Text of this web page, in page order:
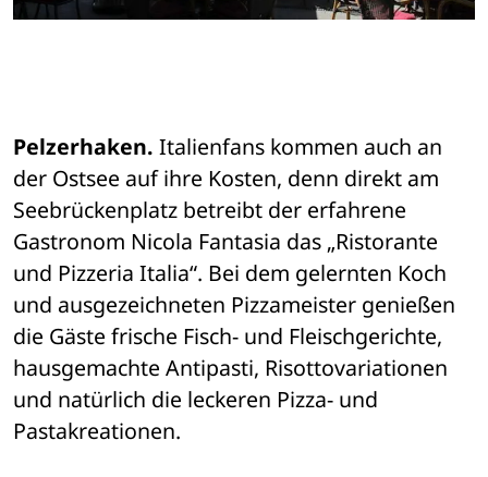
Pelzerhaken. Italienfans kommen auch an
der Ostsee auf ihre Kosten, denn direkt am
Seebrückenplatz betreibt der erfahrene
Gastronom Nicola Fantasia das „Ristorante
und Pizzeria Italia“. Bei dem gelernten Koch
und ausgezeichneten Pizzameister genießen
die Gäste frische Fisch- und Fleischgerichte,
hausgemachte Antipasti, Risottovariationen
und natürlich die leckeren Pizza- und
Pastakreationen.